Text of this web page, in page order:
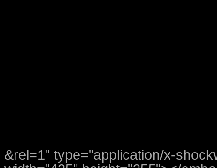
&rel=1" type="application/x-